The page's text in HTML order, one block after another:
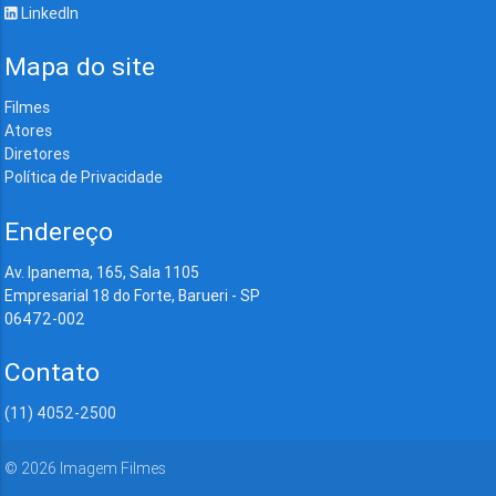
LinkedIn
Mapa do site
Filmes
Atores
Diretores
Política de Privacidade
Endereço
Av. Ipanema, 165, Sala 1105
Empresarial 18 do Forte, Barueri - SP
06472-002
Contato
(11) 4052-2500
© 2026 Imagem Filmes